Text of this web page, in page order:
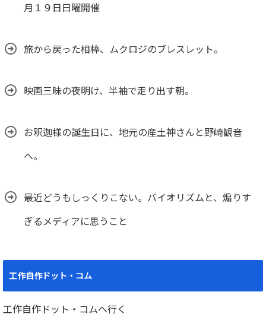
月１９日日曜開催
旅から戻った相棒、ムクロジのブレスレット。
映画三昧の夜明け、半袖で走り出す朝。
お釈迦様の誕生日に、地元の産土神さんと野崎観音
へ。
最近どうもしっくりこない。バイオリズムと、煽りす
ぎるメディアに思うこと
工作自作ドット・コム
工作自作ドット・コムへ行く